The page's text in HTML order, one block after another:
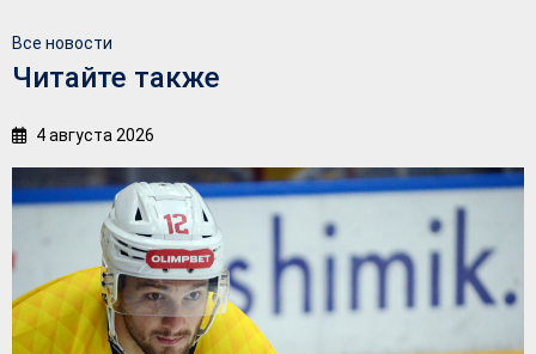
Все новости
Читайте также
4 августа 2026